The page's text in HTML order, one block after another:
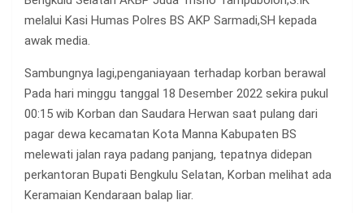
melalui Kasi Humas Polres BS AKP Sarmadi,SH kepada
awak media.
Sambungnya lagi,penganiayaan terhadap korban berawal
Pada hari minggu tanggal 18 Desember 2022 sekira pukul
00:15 wib Korban dan Saudara Herwan saat pulang dari
pagar dewa kecamatan Kota Manna Kabupaten BS
melewati jalan raya padang panjang, tepatnya didepan
perkantoran Bupati Bengkulu Selatan, Korban melihat ada
Keramaian Kendaraan balap liar.